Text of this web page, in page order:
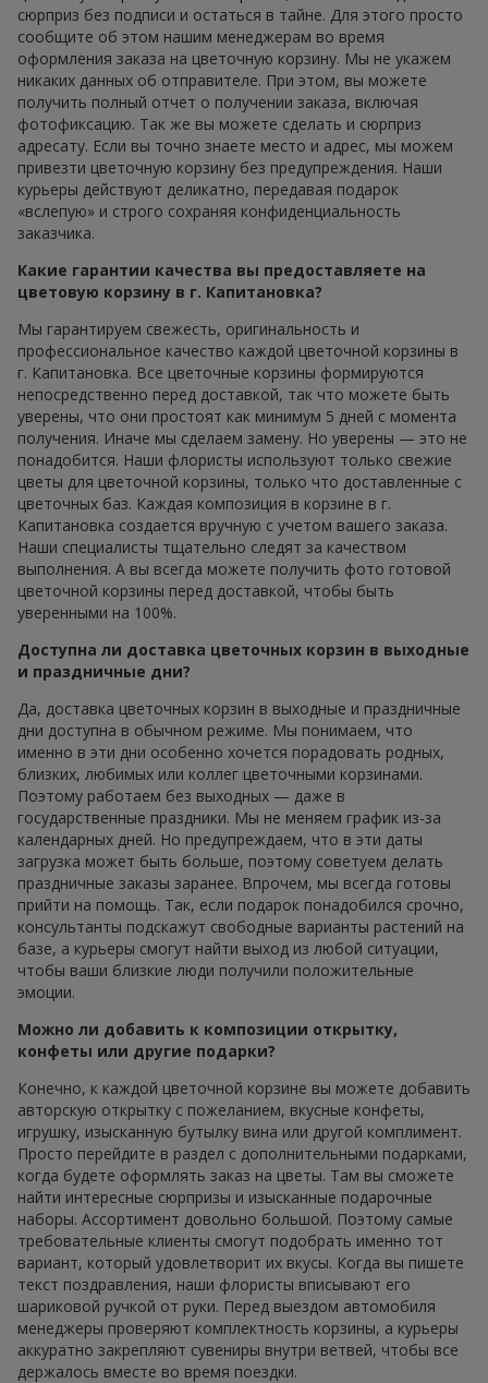
сюрприз без подписи и остаться в тайне. Для этого просто
сообщите об этом нашим менеджерам во время
оформления заказа на цветочную корзину. Мы не укажем
никаких данных об отправителе. При этом, вы можете
получить полный отчет о получении заказа, включая
фотофиксацию. Так же вы можете сделать и сюрприз
адресату. Если вы точно знаете место и адрес, мы можем
привезти цветочную корзину без предупреждения. Наши
курьеры действуют деликатно, передавая подарок
«вслепую» и строго сохраняя конфиденциальность
заказчика.
Какие гарантии качества вы предоставляете на
цветовую корзину в г. Капитановка?
Мы гарантируем свежесть, оригинальность и
профессиональное качество каждой цветочной корзины в
г. Капитановка. Все цветочные корзины формируются
непосредственно перед доставкой, так что можете быть
уверены, что они простоят как минимум 5 дней с момента
получения. Иначе мы сделаем замену. Но уверены — это не
понадобится. Наши флористы используют только свежие
цветы для цветочной корзины, только что доставленные с
цветочных баз. Каждая композиция в корзине в г.
Капитановка создается вручную с учетом вашего заказа.
Наши специалисты тщательно следят за качеством
выполнения. А вы всегда можете получить фото готовой
цветочной корзины перед доставкой, чтобы быть
уверенными на 100%.
Доступна ли доставка цветочных корзин в выходные
и праздничные дни?
Да, доставка цветочных корзин в выходные и праздничные
дни доступна в обычном режиме. Мы понимаем, что
именно в эти дни особенно хочется порадовать родных,
близких, любимых или коллег цветочными корзинами.
Поэтому работаем без выходных — даже в
государственные праздники. Мы не меняем график из-за
календарных дней. Но предупреждаем, что в эти даты
загрузка может быть больше, поэтому советуем делать
праздничные заказы заранее. Впрочем, мы всегда готовы
прийти на помощь. Так, если подарок понадобился срочно,
консультанты подскажут свободные варианты растений на
базе, а курьеры смогут найти выход из любой ситуации,
чтобы ваши близкие люди получили положительные
эмоции.
Можно ли добавить к композиции открытку,
конфеты или другие подарки?
Конечно, к каждой цветочной корзине вы можете добавить
авторскую открытку с пожеланием, вкусные конфеты,
игрушку, изысканную бутылку вина или другой комплимент.
Просто перейдите в раздел с дополнительными подарками,
когда будете оформлять заказ на цветы. Там вы сможете
найти интересные сюрпризы и изысканные подарочные
наборы. Ассортимент довольно большой. Поэтому самые
требовательные клиенты смогут подобрать именно тот
вариант, который удовлетворит их вкусы. Когда вы пишете
текст поздравления, наши флористы вписывают его
шариковой ручкой от руки. Перед выездом автомобиля
менеджеры проверяют комплектность корзины, а курьеры
аккуратно закрепляют сувениры внутри ветвей, чтобы все
держалось вместе во время поездки.